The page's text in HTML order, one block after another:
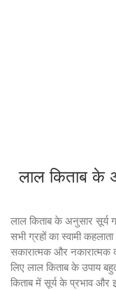
लाल किताब के
लाल किताब के अनुसार सूर्य
सभी ग्रहों का स्वामी
सकारात्मक और नकारात्मक
लिए लाल किताब के उपाय
किताब में सूर्य के प्रभाव